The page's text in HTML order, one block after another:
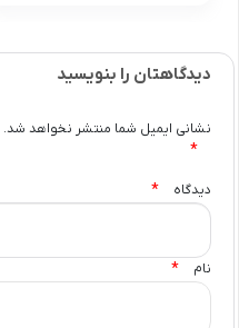
دیدگاهتان را بنویسید
نشانی ایمیل شما منتشر نخواهد شد.
*
دیدگاه *
نام *